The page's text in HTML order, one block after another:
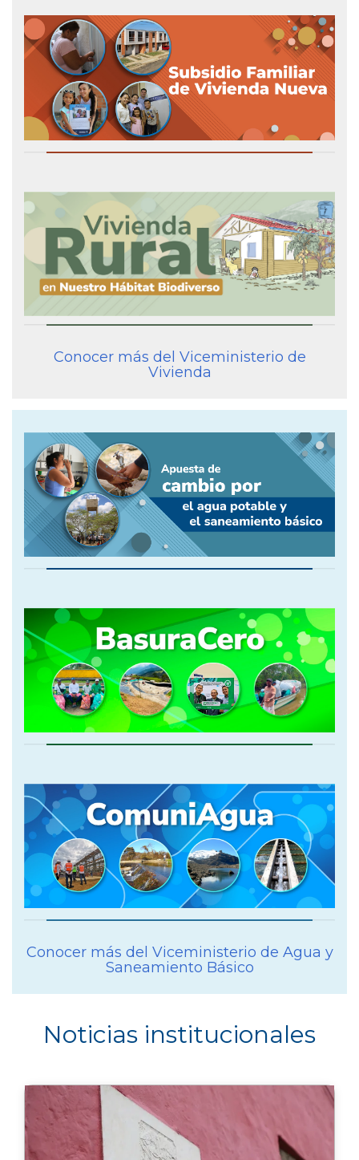
Conocer más del Viceministerio de
Vivienda
Conocer más del Viceministerio de Agua y
Saneamiento Básico
Noticias institucionales